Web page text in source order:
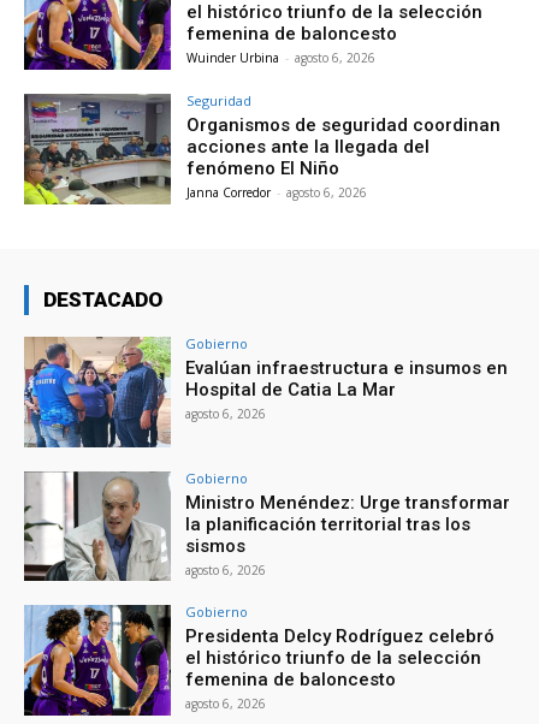
el histórico triunfo de la selección
femenina de baloncesto
Wuinder Urbina - agosto 6, 2026
Seguridad
Organismos de seguridad coordinan
acciones ante la llegada del
fenómeno El Niño
Janna Corredor - agosto 6, 2026
DESTACADO
Gobierno
Evalúan infraestructura e insumos en
Hospital de Catia La Mar
agosto 6, 2026
Gobierno
Ministro Menéndez: Urge transformar
la planificación territorial tras los
sismos
agosto 6, 2026
Gobierno
Presidenta Delcy Rodríguez celebró
el histórico triunfo de la selección
femenina de baloncesto
agosto 6, 2026